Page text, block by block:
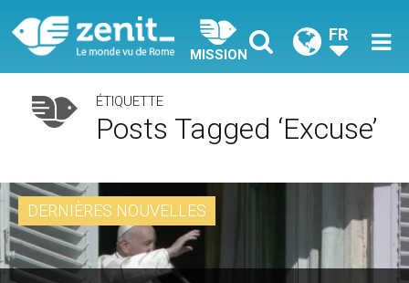
MISSION
FR
ÉTIQUETTE
Posts Tagged ‘excuse’
DERNIÈRES NOUVELLES